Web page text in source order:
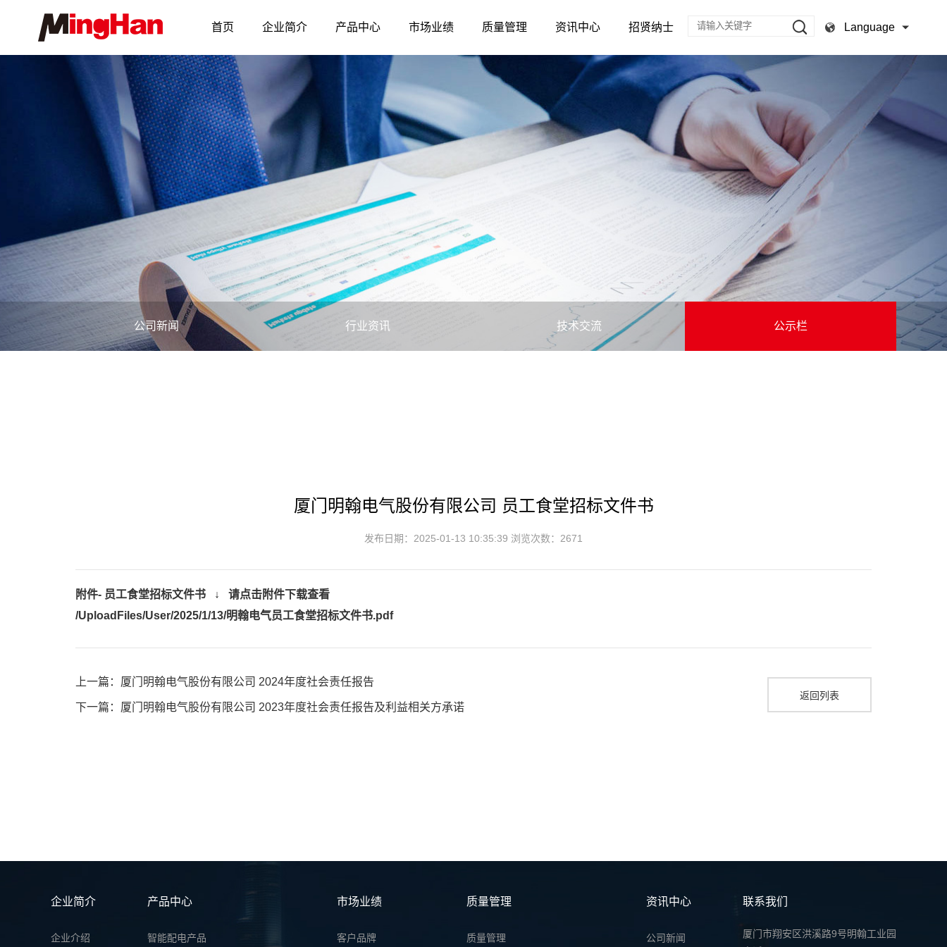
首页 企业简介 产品中心 市场业绩 质量管理 资讯中心 招贤纳士 Language
公司新闻 行业资讯 技术交流 公示栏
厦门明翰电气股份有限公司 员工食堂招标文件书
发布日期：2025-01-13 10:35:39 浏览次数：2671
附件- 员工食堂招标文件书 ↓ 请点击附件下载查看
/UploadFiles/User/2025/1/13/明翰电气员工食堂招标文件书.pdf
上一篇：厦门明翰电气股份有限公司 2024年度社会责任报告
下一篇：厦门明翰电气股份有限公司 2023年度社会责任报告及利益相关方承诺
返回列表
企业简介
企业介绍
产品中心
智能配电产品
市场业绩
客户品牌
质量管理
质量管理
资讯中心
公司新闻
联系我们
厦门市翔安区洪溪路9号明翰工业园